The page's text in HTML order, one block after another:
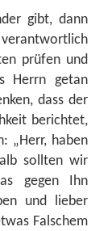
gibt, dann
prüfen und
Herrn getan
dass der
berichtet,
„Herr, haben
sollten wir
gegen Ihn
und lieber
Falschem